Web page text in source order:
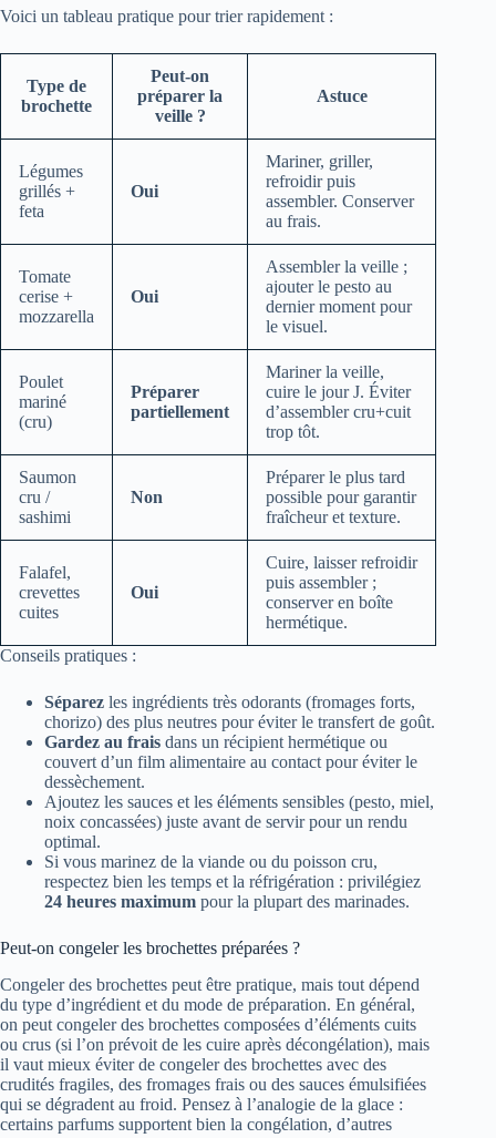
Voici un tableau pratique pour trier rapidement :
Type de
brochette
Peut-on
préparer la
veille ?
Astuce
Légumes
grillés +
feta
Oui
Mariner, griller,
refroidir puis
assembler. Conserver
au frais.
Tomate
cerise +
mozzarella
Oui
Assembler la veille ;
ajouter le pesto au
dernier moment pour
le visuel.
Poulet
mariné
(cru)
Préparer
partiellement
Mariner la veille,
cuire le jour J. Éviter
d’assembler cru+cuit
trop tôt.
Saumon
cru /
sashimi
Non
Préparer le plus tard
possible pour garantir
fraîcheur et texture.
Falafel,
crevettes
cuites
Oui
Cuire, laisser refroidir
puis assembler ;
conserver en boîte
hermétique.
Conseils pratiques :
Séparez les ingrédients très odorants (fromages forts,
chorizo) des plus neutres pour éviter le transfert de goût.
Gardez au frais dans un récipient hermétique ou
couvert d’un film alimentaire au contact pour éviter le
dessèchement.
Ajoutez les sauces et les éléments sensibles (pesto, miel,
noix concassées) juste avant de servir pour un rendu
optimal.
Si vous marinez de la viande ou du poisson cru,
respectez bien les temps et la réfrigération : privilégiez
24 heures maximum pour la plupart des marinades.
Peut-on congeler les brochettes préparées ?
Congeler des brochettes peut être pratique, mais tout dépend
du type d’ingrédient et du mode de préparation. En général,
on peut congeler des brochettes composées d’éléments cuits
ou crus (si l’on prévoit de les cuire après décongélation), mais
il vaut mieux éviter de congeler des brochettes avec des
crudités fragiles, des fromages frais ou des sauces émulsifiées
qui se dégradent au froid. Pensez à l’analogie de la glace :
certains parfums supportent bien la congélation, d’autres